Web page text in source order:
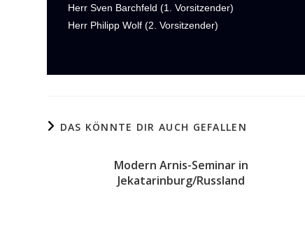
Herr Sven Barchfeld (1. Vorsitzender)
Herr Philipp Wolf (2. Vorsitzender)
DAS KÖNNTE DIR AUCH GEFALLEN
Modern Arnis-Seminar in
Jekatarinburg/Russland